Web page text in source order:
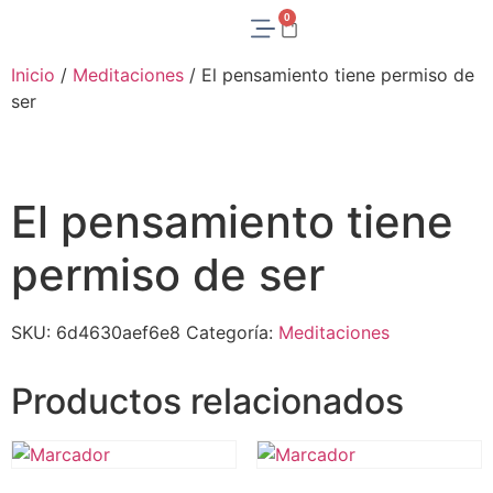
0
Inicio / Meditaciones / El pensamiento tiene permiso de
ser
El pensamiento tiene
permiso de ser
SKU: 6d4630aef6e8 Categoría: Meditaciones
Productos relacionados